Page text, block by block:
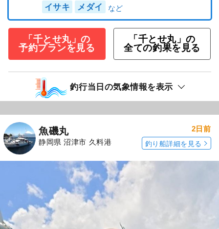
イサキ メダイ
「千とせ丸」の
予約プランを見る
「千とせ丸」の
全ての釣果を見る
釣行当日の気象情報を表示
魚磯丸
静岡県 沼津市 久料港
2日前
釣り船詳細を見る